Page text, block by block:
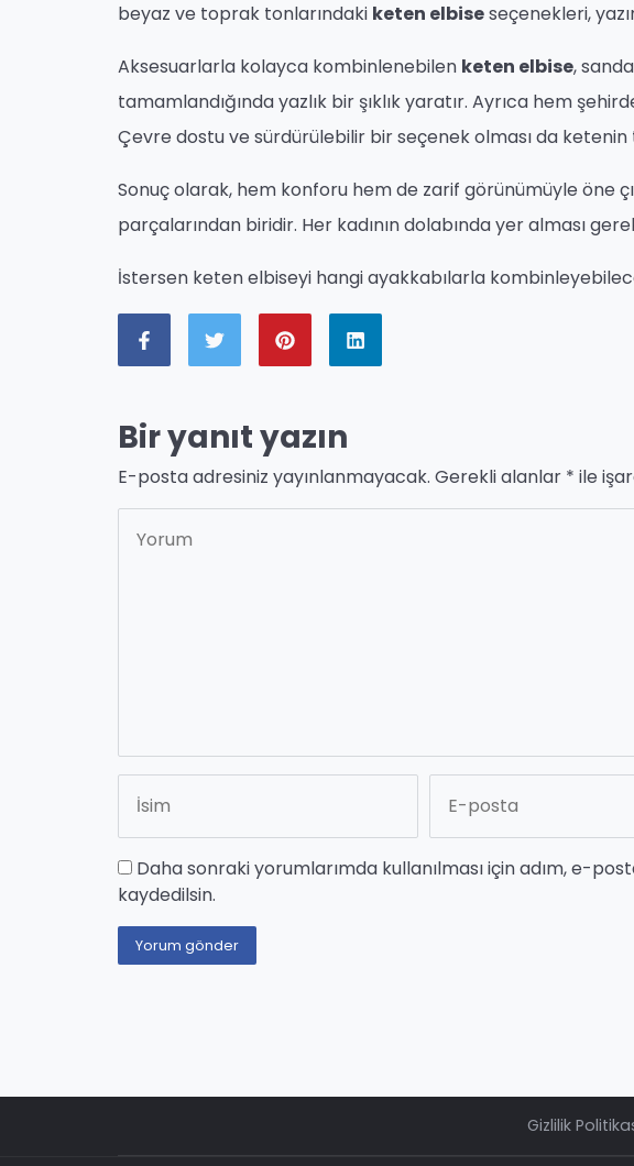
beyaz ve toprak tonlarındaki keten elbiseseçenekleri,
Aksesuarlarla kolayca kombinlenebilen keten elbise,
tamamlandığında yazlık bir şıklık yaratır. Ayrıca hem
Çevre dostu ve sürdürülebilir bir seçenek olması da
Sonuç olarak, hem konforu hem de zarif görünümüyle öne
parçalarından biridir. Her kadının dolabında yer alması
İstersen keten elbiseyi hangi ayakkabılarla
Bir yanıt yazın
E-posta adresiniz yayınlanmayacak. Gerekli alanlar * ile
Daha sonraki yorumlarımda kullanılması için adım, e-
kaydedilsin.
Gizlilik